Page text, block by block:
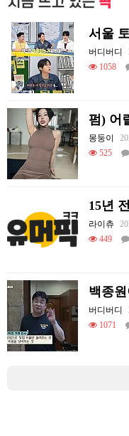
버디버디
1058
펌) 어
몽둥이
525
라이츄
449
버디버디
1071